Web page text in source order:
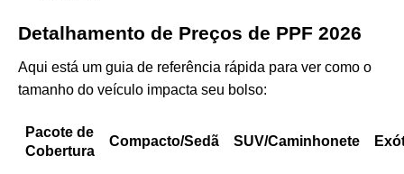
Detalhamento de Preços de PPF 2026
Aqui está um guia de referência rápida para ver como o
tamanho do veículo impacta seu bolso:
Pacote de
Cobertura
Compacto/Sedã SUV/Caminhonete